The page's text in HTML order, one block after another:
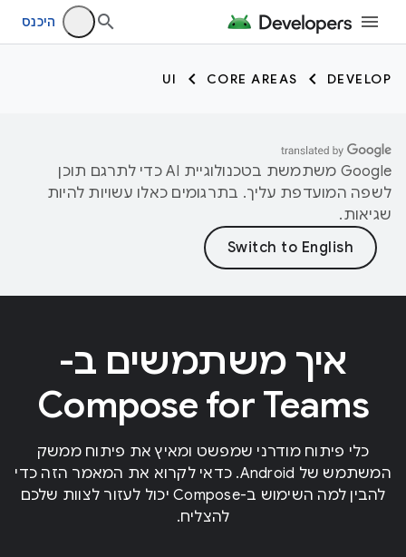
היכנס
DEVELOP
CORE AREAS
UI
‫Google משתמשת בטכנולוגיית AI כדי לתרגם תוכן
לשפה המועדפת עליך. בתרגומים כאלו עשויות להיות
שגיאות.
איך משתמשים ב-
Compose for Teams
כלי פיתוח מודרני שמפשט ומאיץ את פיתוח ממשק
המשתמש של Android. כדאי לקרוא את המאמר הזה כדי
להבין למה השימוש ב-Compose יכול לעזור לצוות שלכם
להצליח.